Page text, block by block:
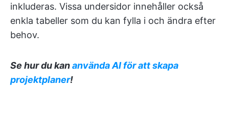
inkluderas. Vissa undersidor innehåller också
enkla tabeller som du kan fylla i och ändra efter
behov.
Se hur du kananvända AI för att skapa
projektplaner!